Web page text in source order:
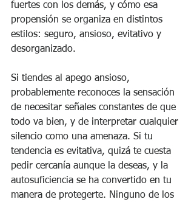
fuertes con los demás, y cómo esa
propensión se organiza en distintos
estilos: seguro, ansioso, evitativo y
desorganizado.
Si tiendes al apego ansioso,
probablemente reconoces la sensación
de necesitar señales constantes de que
todo va bien, y de interpretar cualquier
silencio como una amenaza. Si tu
tendencia es evitativa, quizá te cuesta
pedir cercanía aunque la deseas, y la
autosuficiencia se ha convertido en tu
manera de protegerte. Ninguno de los